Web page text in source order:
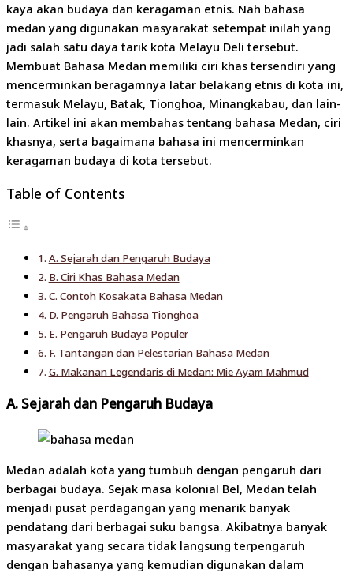
kaya akan budaya dan keragaman etnis. Nah bahasa
medan yang digunakan masyarakat setempat inilah yang
jadi salah satu daya tarik kota Melayu Deli tersebut.
Membuat Bahasa Medan memiliki ciri khas tersendiri yang
mencerminkan beragamnya latar belakang etnis di kota ini,
termasuk Melayu, Batak, Tionghoa, Minangkabau, dan lain-
lain. Artikel ini akan membahas tentang bahasa Medan, ciri
khasnya, serta bagaimana bahasa ini mencerminkan
keragaman budaya di kota tersebut.
Table of Contents
A. Sejarah dan Pengaruh Budaya
B. Ciri Khas Bahasa Medan
C. Contoh Kosakata Bahasa Medan
D. Pengaruh Bahasa Tionghoa
E. Pengaruh Budaya Populer
F. Tantangan dan Pelestarian Bahasa Medan
G. Makanan Legendaris di Medan: Mie Ayam Mahmud
A. Sejarah dan Pengaruh Budaya
Medan adalah kota yang tumbuh dengan pengaruh dari
berbagai budaya. Sejak masa kolonial Bel, Medan telah
menjadi pusat perdagangan yang menarik banyak
pendatang dari berbagai suku bangsa. Akibatnya banyak
masyarakat yang secara tidak langsung terpengaruh
dengan bahasanya yang kemudian digunakan dalam